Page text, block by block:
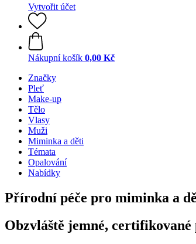
Vytvořit účet
Nákupní košík 0,00 Kč
Značky
Pleť
Make-up
Tělo
Vlasy
Muži
Miminka a děti
Témata
Opalování
Nabídky
Přírodní péče pro miminka a
Obzvláště jemné,